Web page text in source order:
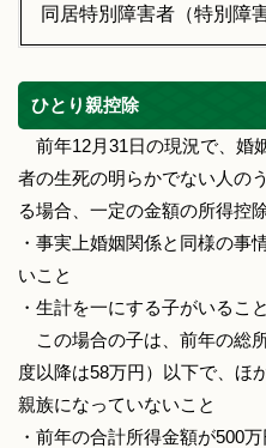
同居特別障害者（特別障
ひとり親控除
前年12月31日の現況で、婚
者の生死の明らかでない人の
る場合、一定の金額の所得控
・事実上婚姻関係と同様の事
いこと
・生計を一にする子がいること
この場合の子は、前年の総
度以降は58万円）以下で、ほ
親族になっていないこと
・前年の合計所得金額が500